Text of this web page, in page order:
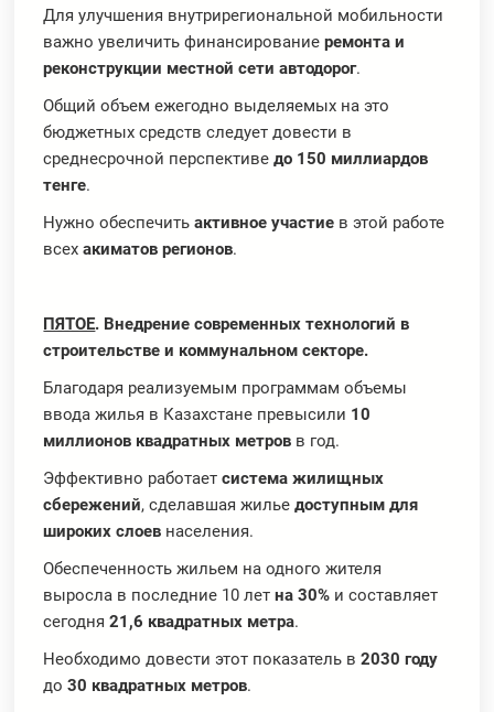
Для улучшения внутрирегиональной мобильности
важно увеличить финансированиеремонта и
реконструкции местной сети автодорог.
Общий объем ежегодно выделяемых на это
бюджетных средств следует довести в
среднесрочной перспективедо 150 миллиардов
тенге.
Нужно обеспечитьактивное участие в этой работе
всехакиматов регионов.
ПЯТОЕ. Внедрение современных технологий в
строительстве и коммунальном секторе.
Благодаря реализуемым программам объемы
ввода жилья в Казахстане превысили 10
миллионов квадратных метров в год.
Эффективно работаетсистема жилищных
сбережений, сделавшая жильедоступным для
широких слоев населения.
Обеспеченность жильем на одного жителя
выросла в последние 10 летна 30% и составляет
сегодня21,6 квадратных метра.
Необходимо довести этот показатель в2030 году
до30 квадратных метров.